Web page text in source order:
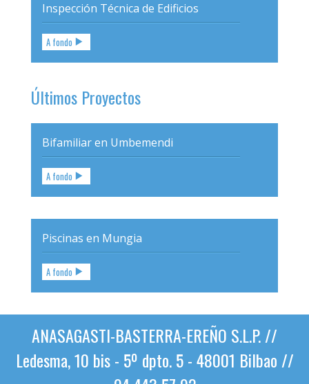
Inspección Técnica de Edificios
A fondo
Últimos Proyectos
Bifamiliar en Umbemendi
A fondo
Piscinas en Mungia
A fondo
ANASAGASTI-BASTERRA-EREÑO S.L.P. //
Ledesma, 10 bis - 5º dpto. 5 - 48001 Bilbao //